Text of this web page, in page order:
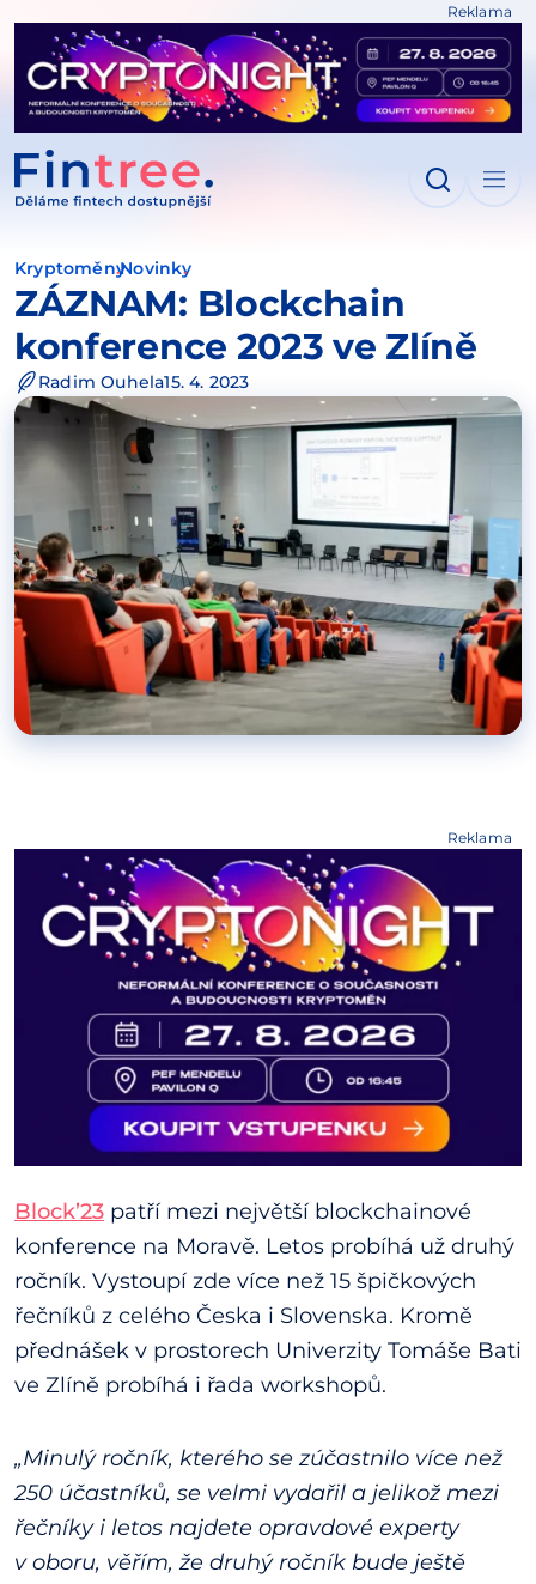
Reklama
KryptoměnyNovinky
ZÁZNAM: Blockchain
konference 2023 ve Zlíně
Radim Ouhela15. 4. 2023
Reklama
Block’23 patří mezi největší blockchainové
konference na Moravě. Letos probíhá už druhý
ročník. Vystoupí zde více než 15 špičkových
řečníků z celého Česka i Slovenska. Kromě
přednášek v prostorech Univerzity Tomáše Bati
ve Zlíně probíhá i řada workshopů.
„Minulý ročník, kterého se zúčastnilo více než
250 účastníků, se velmi vydařil a jelikož mezi
řečníky i letos najdete opravdové experty
v oboru, věřím, že druhý ročník bude ještě